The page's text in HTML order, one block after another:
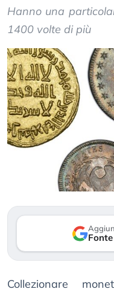
Hanno una
1400 volte di più
Collezionare